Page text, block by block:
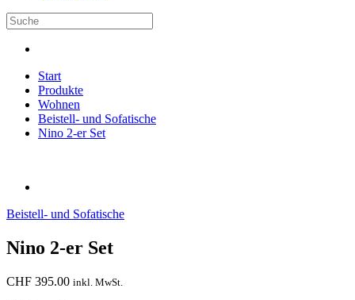
Start
Produkte
Wohnen
Beistell- und Sofatische
Nino 2-er Set
Beistell- und Sofatische
Nino 2-er Set
CHF 395.00 inkl. MwSt.